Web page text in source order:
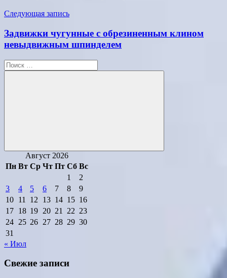
Следующая запись
Задвижки чугунные с обрезиненным клином
невыдвижным шпинделем
Поиск
для:
Поиск
Август 2026
Пн Вт Ср Чт Пт Сб Вс
1
2
3
4 5 6 7 8
9
10 11 12 13 14 15 16
17 18 19 20 21 22 23
24 25 26 27 28 29 30
31
« Июл
Свежие записи